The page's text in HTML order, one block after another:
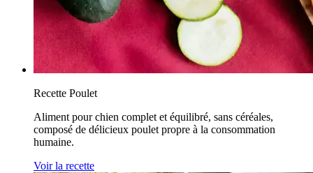
Recette Poulet
Aliment pour chien complet et équilibré, sans céréales,
composé de délicieux poulet propre à la consommation
humaine.
Voir la recette